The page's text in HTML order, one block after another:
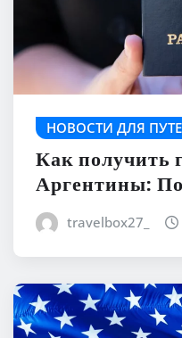
НОВОСТИ ДЛЯ
Как получить
Аргентины:
travelbox27_